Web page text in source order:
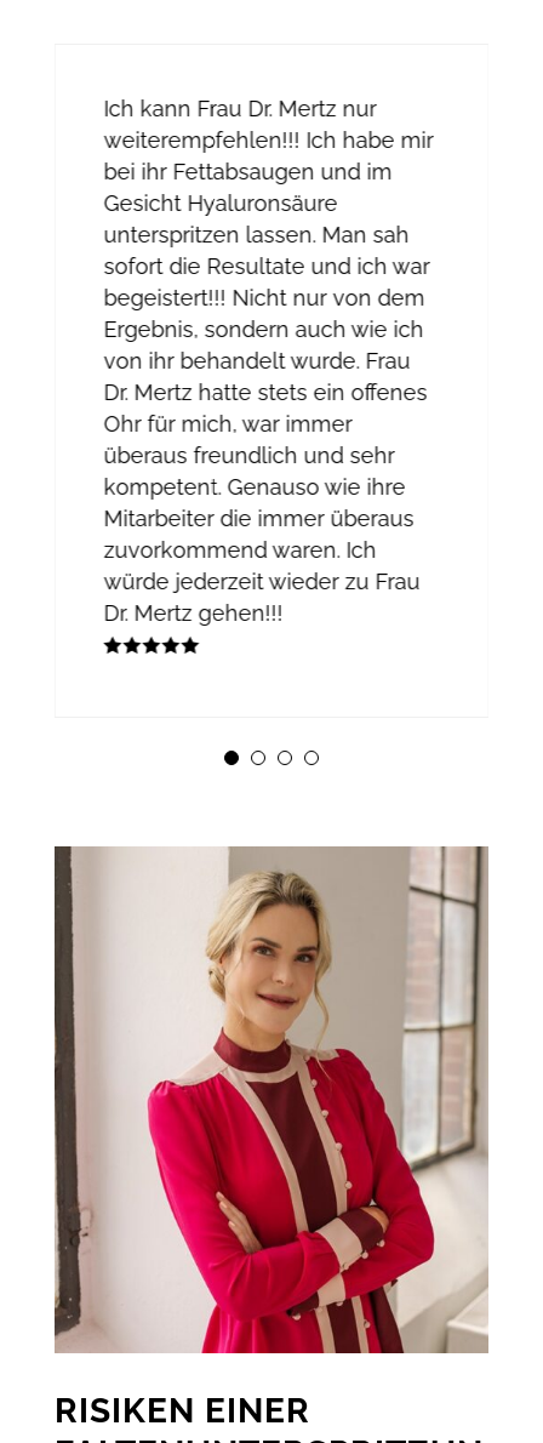
Ich kann Frau Dr. Mertz nur
weiterempfehlen!!! Ich habe mir
bei ihr Fettabsaugen und im
Gesicht Hyaluronsäure
unterspritzen lassen. Man sah
sofort die Resultate und ich war
begeistert!!! Nicht nur von dem
Ergebnis, sondern auch wie ich
von ihr behandelt wurde. Frau
Dr. Mertz hatte stets ein offenes
Ohr für mich, war immer
überaus freundlich und sehr
kompetent. Genauso wie ihre
Mitarbeiter die immer überaus
zuvorkommend waren. Ich
würde jederzeit wieder zu Frau
Dr. Mertz gehen!!!
RISIKEN EINER